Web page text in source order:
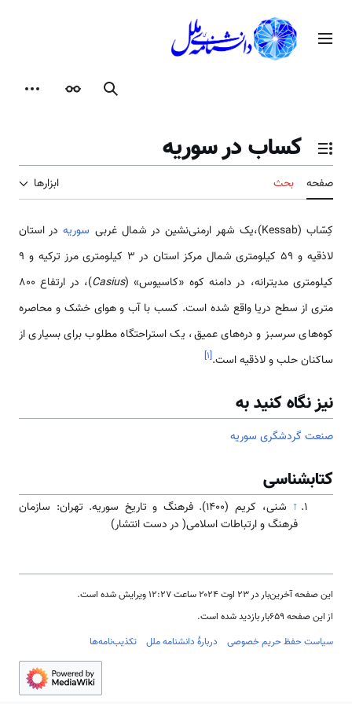
محتوامنوی اصلی
جستجوظاهر
تغییر وضعیت فهرست محتویات
كساب در سوریه
صفحه بحث ابزارها
كِسّاب (Kessab)،یک شهر ارمنی‌نشین در شمال غربی سوریهدر استان
لاذقیه و 59 کیلومتری شمال مرکز استان در 3 کیلومتری مرز ترکیه و 9
کیلومتری مدیترانه، در دامنه کوه «کاسیوس» (Casius
)، در ارتفاع 800
متری از سطح دریا واقع شده است. کسب با آب و هوای خشک و محاصره
کوه‌های سرسبز و دره‌های عمیق، یک استراحتگاه مطلوب برای بسیاری از
ساکنان حلب و لاذقیه است.[۱]
نیز نگاه کنید به
صنعت گردشگری سوریه
کتابشناسی
↑
شنی، کریم (۱۴۰۰). فرهنگ و تاریخ سوریه. تهران: سازمان
فرهنگ و ارتباطات اسلامی( در دست انتشار)
این صفحه آخرین‌بار در ‏۲۳ اوت ۲۰۲۴ ساعت ‏۱۲:۲۷ ویرایش شده است.
از این صفحه ۶۵۹بار بازدید شده است.
سیاست حفظ حریم خصوصی
دربارهٔ دانشنامه ملل تکذیب‌نامه‌ها